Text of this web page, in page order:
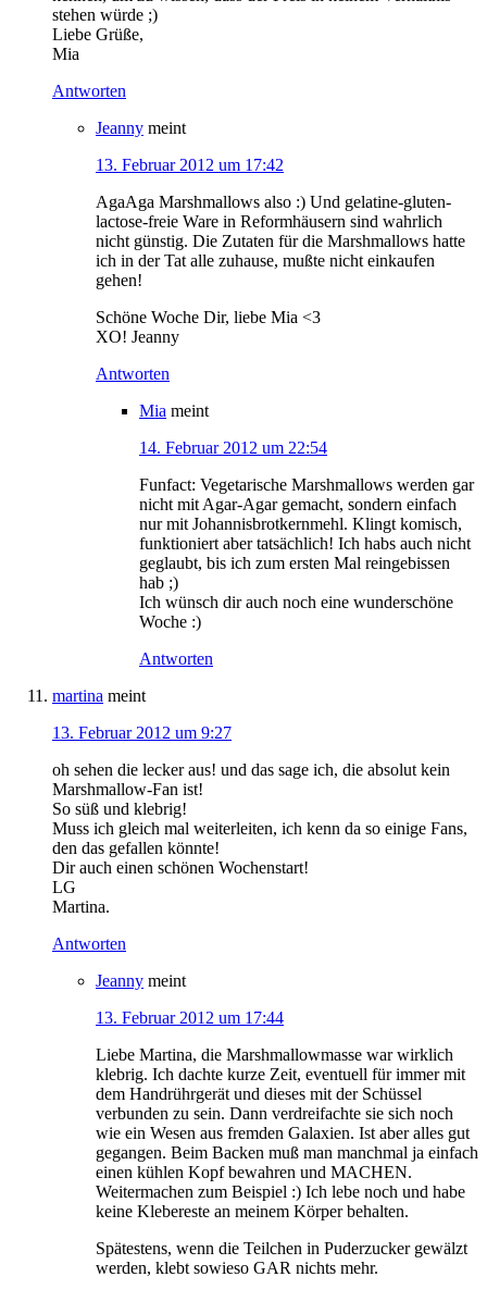
stehen würde ;)
Liebe Grüße,
Mia
Antworten
Jeanny meint
13. Februar 2012 um 17:42
AgaAga Marshmallows also :) Und gelatine-gluten-
lactose-freie Ware in Reformhäusern sind wahrlich
nicht günstig. Die Zutaten für die Marshmallows hatte
ich in der Tat alle zuhause, mußte nicht einkaufen
gehen!
Schöne Woche Dir, liebe Mia <3
XO! Jeanny
Antworten
Mia meint
14. Februar 2012 um 22:54
Funfact: Vegetarische Marshmallows werden gar
nicht mit Agar-Agar gemacht, sondern einfach
nur mit Johannisbrotkernmehl. Klingt komisch,
funktioniert aber tatsächlich! Ich habs auch nicht
geglaubt, bis ich zum ersten Mal reingebissen
hab ;)
Ich wünsch dir auch noch eine wunderschöne
Woche :)
Antworten
martina meint
13. Februar 2012 um 9:27
oh sehen die lecker aus! und das sage ich, die absolut kein
Marshmallow-Fan ist!
So süß und klebrig!
Muss ich gleich mal weiterleiten, ich kenn da so einige Fans,
den das gefallen könnte!
Dir auch einen schönen Wochenstart!
LG
Martina.
Antworten
Jeanny meint
13. Februar 2012 um 17:44
Liebe Martina, die Marshmallowmasse war wirklich
klebrig. Ich dachte kurze Zeit, eventuell für immer mit
dem Handrührgerät und dieses mit der Schüssel
verbunden zu sein. Dann verdreifachte sie sich noch
wie ein Wesen aus fremden Galaxien. Ist aber alles gut
gegangen. Beim Backen muß man manchmal ja einfach
einen kühlen Kopf bewahren und MACHEN.
Weitermachen zum Beispiel :) Ich lebe noch und habe
keine Klebereste an meinem Körper behalten.
Spätestens, wenn die Teilchen in Puderzucker gewälzt
werden, klebt sowieso GAR nichts mehr.